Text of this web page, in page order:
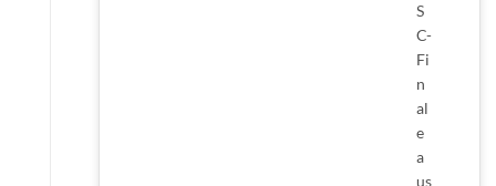
S
C-
Fi
n
al
e
a
us